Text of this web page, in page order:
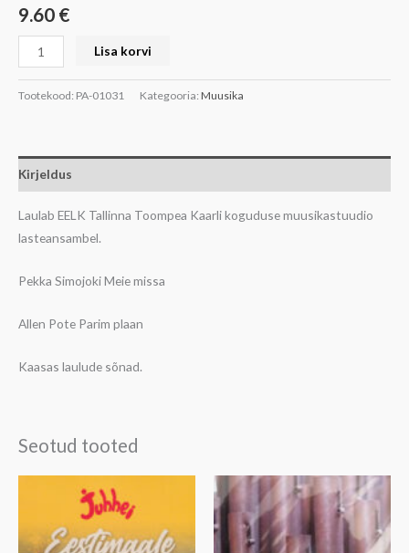
9.60 €
Lisa korvi
Tootekood: PA-01031 Kategooria: Muusika
Kirjeldus
Laulab EELK Tallinna Toompea Kaarli koguduse muusikastuudio
lasteansambel.
Pekka Simojoki Meie missa
Allen Pote Parim plaan
Kaasas laulude sõnad.
Seotud tooted